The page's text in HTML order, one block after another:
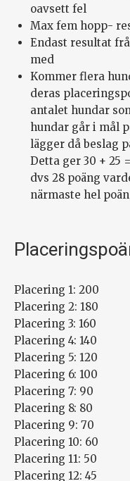
oavsett fel
Max fem hopp-
Endast resultat
med
Kommer flera
deras
antalet hundar
hundar går i mål
lägger då beslag
Detta ger 30 + 25
dvs 28 poäng
närmaste hel
Placering 1: 200
Placering 2: 180
Placering 3: 160
Placering 4: 140
Placering 5: 120
Placering 6: 100
Placering 7: 90
Placering 8: 80
Placering 9: 70
Placering 10: 60
Placering 11: 50
Placering 12: 45